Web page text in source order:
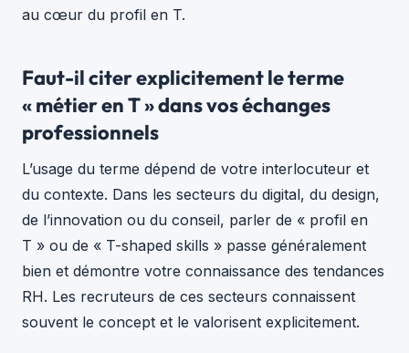
au cœur du profil en T.
Faut-il citer explicitement le terme
« métier en T » dans vos échanges
professionnels
L’usage du terme dépend de votre interlocuteur et
du contexte. Dans les secteurs du digital, du design,
de l’innovation ou du conseil, parler de « profil en
T » ou de « T-shaped skills » passe généralement
bien et démontre votre connaissance des tendances
RH. Les recruteurs de ces secteurs connaissent
souvent le concept et le valorisent explicitement.